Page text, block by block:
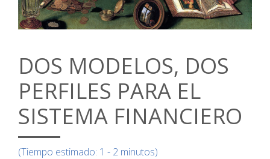
DOS MODELOS, DOS
PERFILES PARA EL
SISTEMA FINANCIERO
(Tiempo estimado: 1 - 2 minutos)